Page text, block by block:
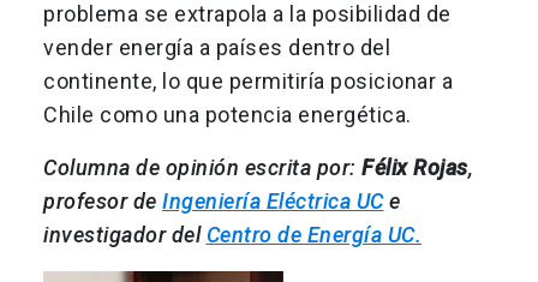
problema se extrapola a la posibilidad de
vender energía a países dentro del
continente, lo que permitiría posicionar a
Chile como una potencia energética.
Columna de opinión escrita por: Félix Rojas,
profesor de Ingeniería Eléctrica UCe
investigador del Centro de Energía UC.